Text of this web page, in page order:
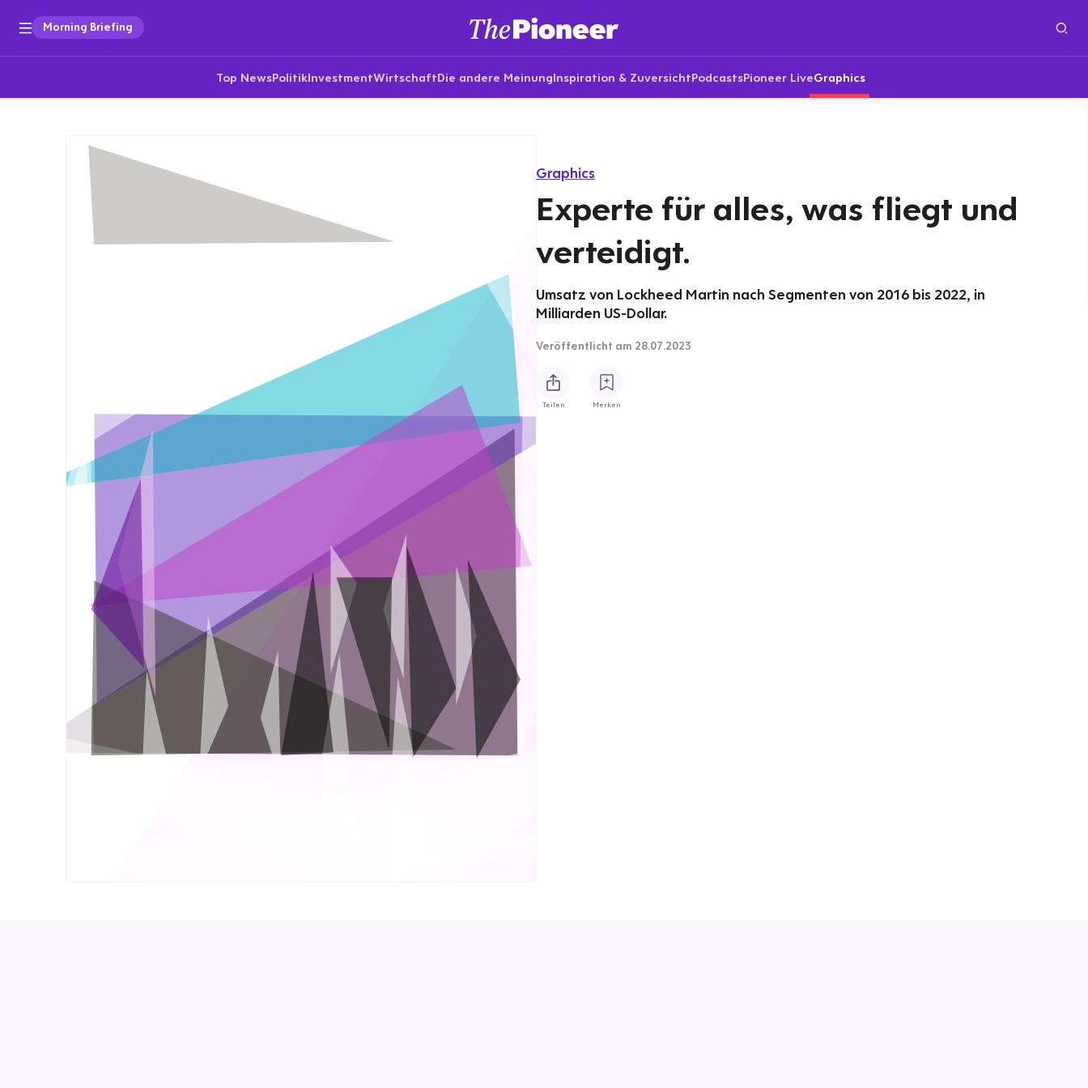
Morning Briefing
Top NewsPolitikInvestmentWirtschaftDie andere MeinungInspiration & ZuversichtPodcastsPioneer LiveGraphics
Graphics
Experte für alles, was fliegt und
verteidigt.
Umsatz von Lockheed Martin nach Segmenten von 2016 bis 2022, in
Milliarden US-Dollar.
Veröffentlicht am 28.07.2023
Teilen Merken